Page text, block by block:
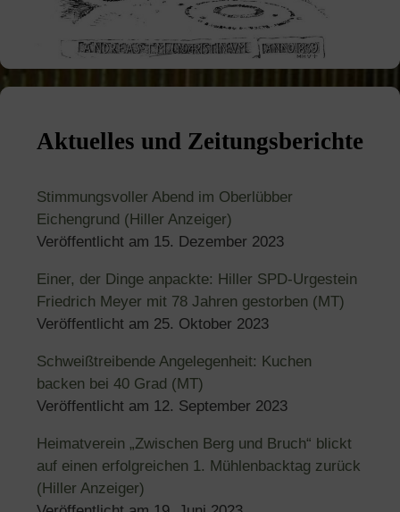
Aktuelles und Zeitungsberichte
Stimmungsvoller Abend im Oberlübber
Eichengrund (Hiller Anzeiger)
Veröffentlicht am 15. Dezember 2023
Einer, der Dinge anpackte: Hiller SPD-Urgestein
Friedrich Meyer mit 78 Jahren gestorben (MT)
Veröffentlicht am 25. Oktober 2023
Schweißtreibende Angelegenheit: Kuchen
backen bei 40 Grad (MT)
Veröffentlicht am 12. September 2023
Heimatverein „Zwischen Berg und Bruch“ blickt
auf einen erfolgreichen 1. Mühlenbacktag zurück
(Hiller Anzeiger)